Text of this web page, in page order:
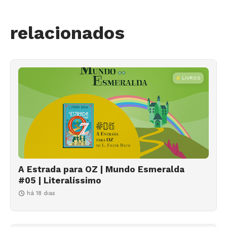
relacionados
LIVROS
A Estrada para OZ | Mundo Esmeralda
#05 | Literalíssimo
há 18 dias